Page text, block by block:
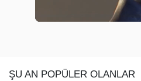
ŞU AN POPÜLER OLANLAR